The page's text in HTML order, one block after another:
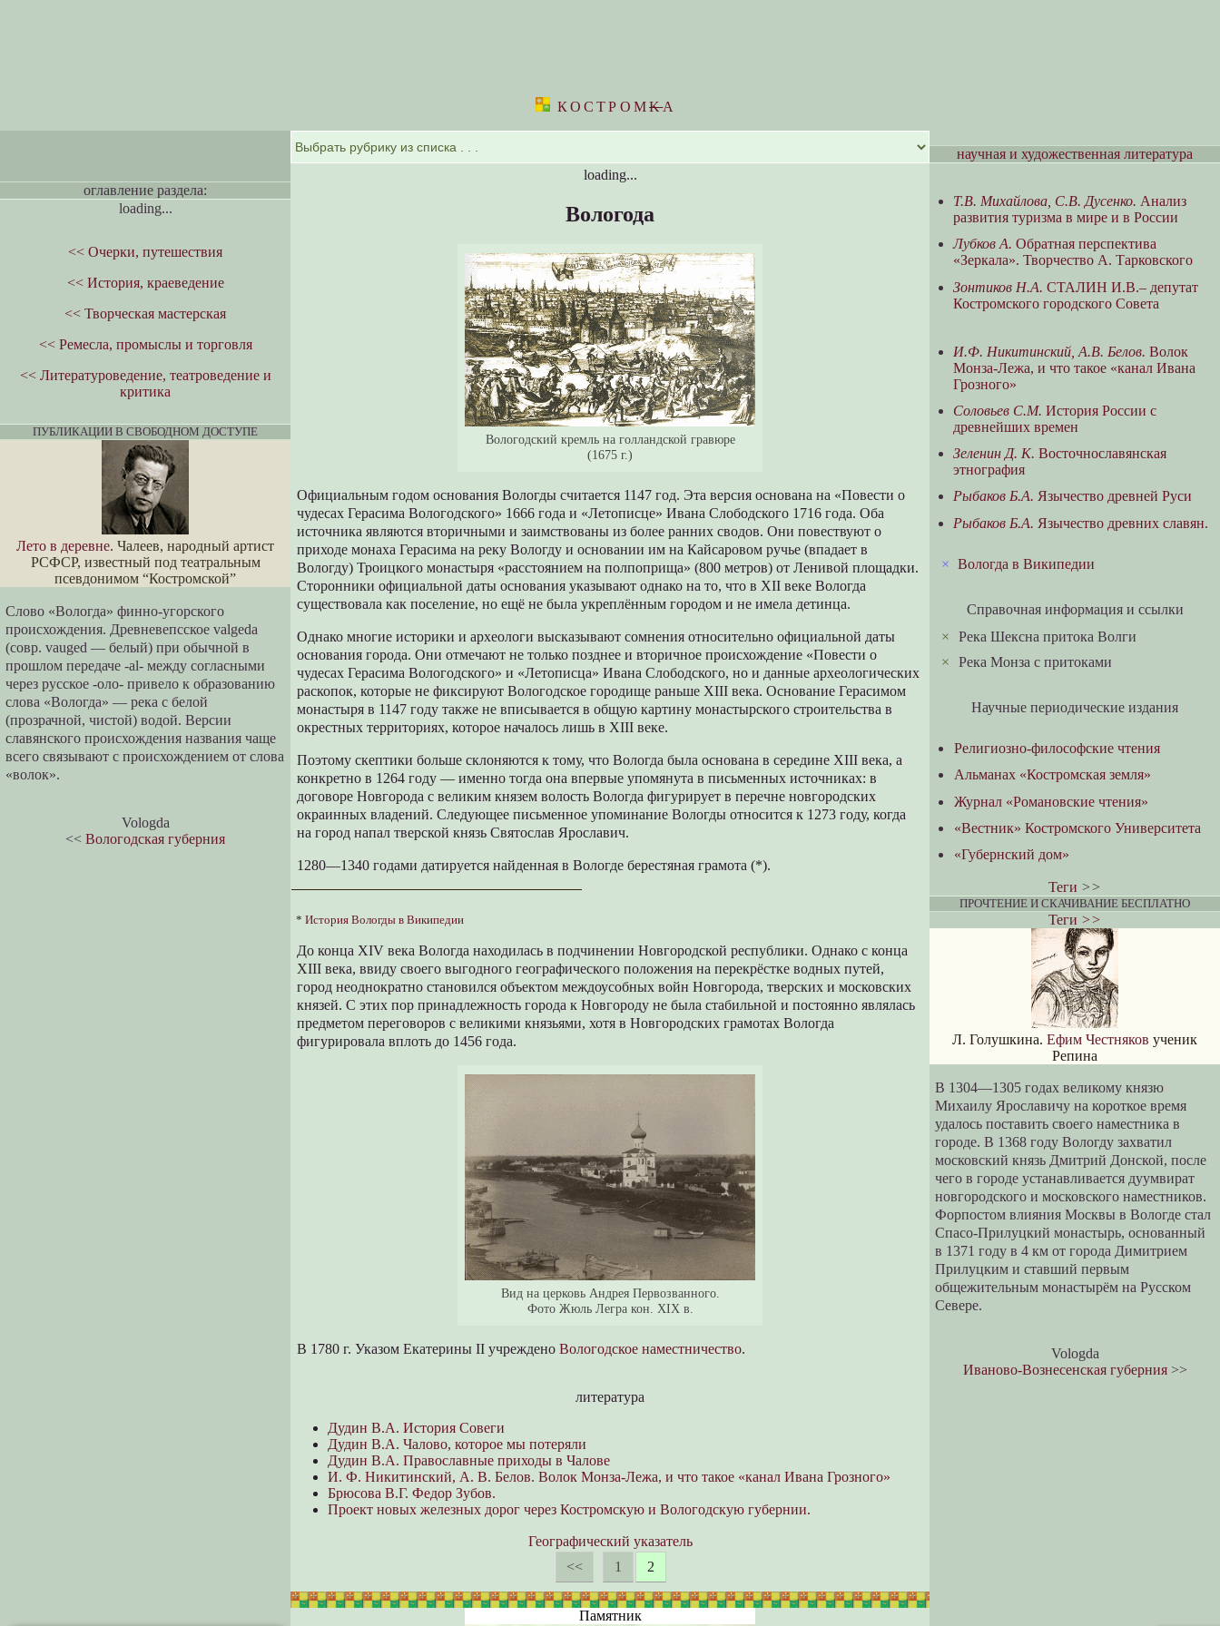
КОСТРОМKА
loading...
Вологода
Вологодский кремль на голландской гравюре
(1675 г.)
Официальным годом основания Вологды считается 1147 год. Эта версия основана на «Повести о
чудесах Герасима Вологодского» 1666 года и «Летописце» Ивана Слободского 1716 года. Оба
источника являются вторичными и заимствованы из более ранних сводов. Они повествуют о
приходе монаха Герасима на реку Вологду и основании им на Кайсаровом ручье (впадает в
Вологду) Троицкого монастыря «расстоянием на полпоприща» (800 метров) от Ленивой площадки.
Сторонники официальной даты основания указывают однако на то, что в XII веке Вологда
существовала как поселение, но ещё не была укреплённым городом и не имела детинца.
Однако многие историки и археологи высказывают сомнения относительно официальной даты
основания города. Они отмечают не только позднее и вторичное происхождение «Повести о
чудесах Герасима Вологодского» и «Летописца» Ивана Слободского, но и данные археологических
раскопок, которые не фиксируют Вологодское городище раньше XIII века. Основание Герасимом
монастыря в 1147 году также не вписывается в общую картину монастырского строительства в
окрестных территориях, которое началось лишь в XIII веке.
Поэтому скептики больше склоняются к тому, что Вологда была основана в середине XIII века, а
конкретно в 1264 году — именно тогда она впервые упомянута в письменных источниках: в
договоре Новгорода с великим князем волость Вологда фигурирует в перечне новгородских
окраинных владений. Следующее письменное упоминание Вологды относится к 1273 году, когда
на город напал тверской князь Святослав Ярославич.
1280—1340 годами датируется найденная в Вологде берестяная грамота (*).
*История Вологды в Википедии
До конца XIV века Вологда находилась в подчинении Новгородской республики. Однако с конца
XIII века, ввиду своего выгодного географического положения на перекрёстке водных путей,
город неоднократно становился объектом междоусобных войн Новгорода, тверских и московских
князей. С этих пор принадлежность города к Новгороду не была стабильной и постоянно являлась
предметом переговоров с великими князьями, хотя в Новгородских грамотах Вологда
фигурировала вплоть до 1456 года.
Вид на церковь Андрея Первозванного.
Фото Жюль Легра кон. XIX в.
В 1780 г. Указом Екатерины II учрежденоВологодское наместничество.
литература
Дудин В.А. История Совеги
Дудин В.А. Чалово, которое мы потеряли
Дудин В.А. Православные приходы в Чалове
И. Ф. Никитинский, А. В. Белов. Волок Монза-Лежа, и что такое «канал Ивана Грозного»
Брюсова В.Г. Федор Зубов.
Проект новых железных дорог через Костромскую и Вологодскую губернии.
Географический указатель
<<
1 2
Памятник
оглавление раздела:
loading...
<< Очерки, путешествия
<< История, краеведение
<< Творческая мастерская
<< Ремесла, промыслы и торговля
<< Литературоведение, театроведение и
критика
ПУБЛИКАЦИИ В СВОБОДНОМ ДОСТУПЕ
Лето в деревне. Чалеев, народный артист
РСФСР, известный под театральным
псевдонимом “Костромской”
Слово «Вологда» финно-угорского
происхождения. Древневепсское valgeda
(совр. vauged — белый) при обычной в
прошлом передаче -al- между согласными
через русское -оло- привело к образованию
слова «Вологда» — река с белой
(прозрачной, чистой) водой. Версии
славянского происхождения названия чаще
всего связывают с происхождением от слова
«волок».
Vologda
<< Вологодская губерния
научная и художественная литература
Т.В. Михайлова, С.В. Дусенко. Анализ
развития туризма в мире и в России
Лубков А. Обратная перспектива
«Зеркала». Творчество А. Тарковского
Зонтиков Н.А. СТАЛИН И.В.– депутат
Костромского городского Совета
И.Ф. Никитинский, А.В. Белов. Волок
Монза-Лежа, и что такое «канал Ивана
Грозного»
Соловьев С.М. История России с
древнейших времен
Зеленин Д. К. Восточнославянская
этнография
Рыбаков Б.А. Язычество древней Руси
Рыбаков Б.А. Язычество древних славян.
×Вологда в Википедии
Справочная информация и ссылки
×Река Шексна притока Волги
×Река Монза с притоками
Научные периодические издания
Религиозно-философские чтения
Альманах «Костромская земля»
Журнал «Романовские чтения»
«Вестник» Костромского Университета
«Губернский дом»
Теги >>
ПРОЧТЕНИЕ И СКАЧИВАНИЕ БЕСПЛАТНО
Теги >>
Л. Голушкина. Ефим Честняков ученик
Репина
В 1304—1305 годах великому князю
Михаилу Ярославичу на короткое время
удалось поставить своего наместника в
городе. В 1368 году Вологду захватил
московский князь Дмитрий Донской, после
чего в городе устанавливается дуумвират
новгородского и московского наместников.
Форпостом влияния Москвы в Вологде стал
Спасо-Прилуцкий монастырь, основанный
в 1371 году в 4 км от города Димитрием
Прилуцким и ставший первым
общежительным монастырём на Русском
Севере.
Vologda
Иваново-Вознесенская губерния>>